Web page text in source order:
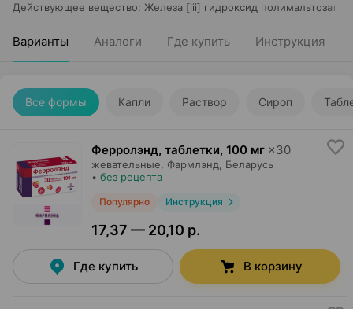
Действующее вещество: Железа [iii] гидроксид полимальтозат
Варианты Аналоги Где купить Инструкция
Все формы Капли Раствор Сироп
Ферролэнд, таблетки, 100 мг ×30
жевательные, Фармлэнд , Беларусь
• без рецепта
Популярно Инструкция
17,37 — 20,10 р.
Где купить В корзину